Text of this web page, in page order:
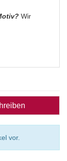
Wir
vor.